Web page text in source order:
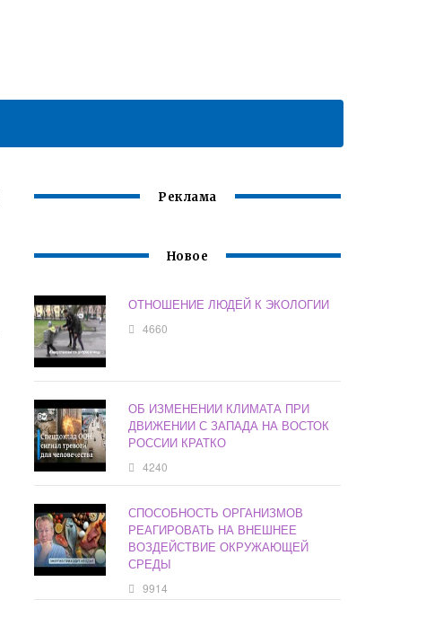
Реклама
Новое
ОТНОШЕНИЕ ЛЮДЕЙ К ЭКОЛОГИИ
4660
ОБ ИЗМЕНЕНИИ КЛИМАТА ПРИ
ДВИЖЕНИИ С ЗАПАДА НА ВОСТОК
РОССИИ КРАТКО
4240
СПОСОБНОСТЬ ОРГАНИЗМОВ
РЕАГИРОВАТЬ НА ВНЕШНЕЕ
ВОЗДЕЙСТВИЕ ОКРУЖАЮЩЕЙ
СРЕДЫ
9914